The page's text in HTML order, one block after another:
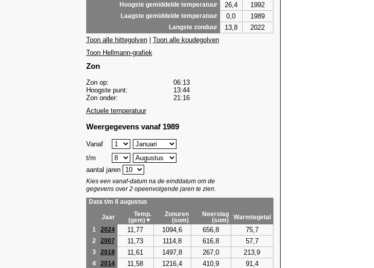
Hoogste gemiddelde temperatuur 26,4 1992
Laagste gemiddelde temperatuur 0,0 1989
Langste zonduur 13,8
2022
Toon alle hittegolven| Toon alle koudegolven
Toon Hellmann-grafiek
Zon
Zon op:
06:13
Hoogste punt:
13:44
Zon onder:
21:16
Actuele temperatuur
Weergegevens vanaf 1989
Vanaf
t/m
aantal jaren
Kies een vanaf-datum na de einddatum om de
gegevens over 2 opeenvolgende jaren te zien.
Data t/m 8 augustus
Jaar
Temp.
(gem)▼
Zonuren
(som)
Neerslag
(som)
Warmtegetal
1
2024 11,77 1094,6 656,8 75,7
2 2007 11,73 1114,8 616,8 57,7
3 2018 11,61 1497,8 267,0 213,9
4 2014 11,58 1216,4 410,9 91,4